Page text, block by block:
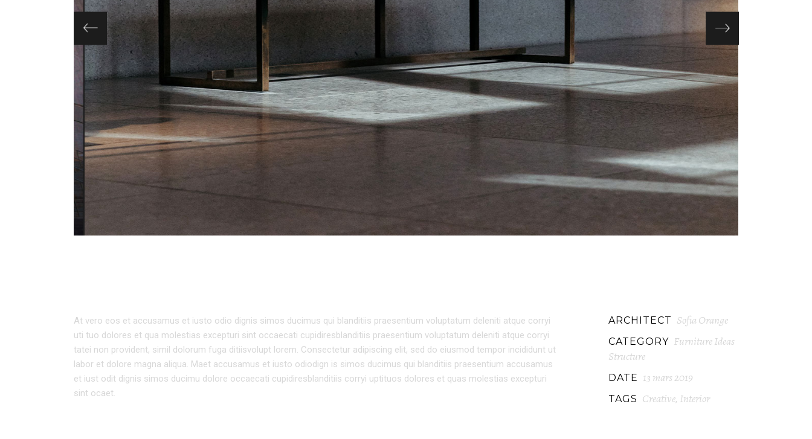
At vero eos et accusamus et iusto odio dignis simos ducimus qui blanditiis praesentium voluptatum deleniti atque corryi
uti tuo dolores et qua molestias excepturi sint occaecati cupidiresblanditiis praesentium voluptatum deleniti atque corryi
tatei non provident, simil dolorum fuga ditiisvolupt lorem. Consectetur adipiscing elit, sed do eiusmod tempor incididunt ut
labor et dolore magna aliqua. Maet accusamus et iusto odiodign is simos ducimus qui blanditiis praesentium accusamus
et iust odit dignis simos ducimu dolore occaecati cupidiresblanditiis corryi uptituos dolores et quas molestias excepturi
sint ocaet.
ARCHITECT Sofia Orange
CATEGORY Furniture Ideas
Structure
DATE 13 mars 2019
TAGS Creative, Interior